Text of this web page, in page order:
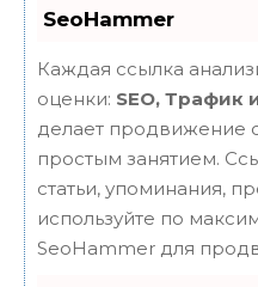
SeoHammer
Каждая ссылка
оценки: SEO, Трафик
делает продвижение
простым занятием.
статьи, упоминания,
используйте по
SeoHammer для